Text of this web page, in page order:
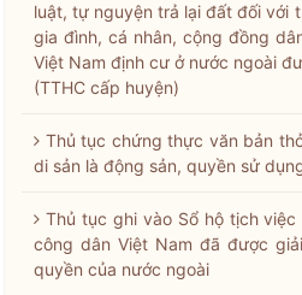
luật, tự nguyện trả lại đất đối với
gia đình, cá nhân, cộng đồng
Việt Nam định cư ở nước ngoài
(TTHC cấp huyện)
Thủ tục chứng thực văn bản
di sản là động sản, quyền sử
Thủ tục ghi vào Sổ hộ tịch
công dân Việt Nam đã được
quyền của nước ngoài